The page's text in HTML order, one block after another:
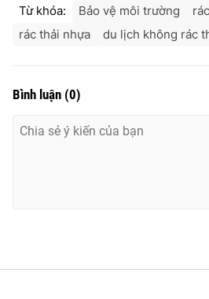
Từ khóa: Bảo vệ môi trường
rác thải nhựa
du lịch không rác
Bình luận (0)